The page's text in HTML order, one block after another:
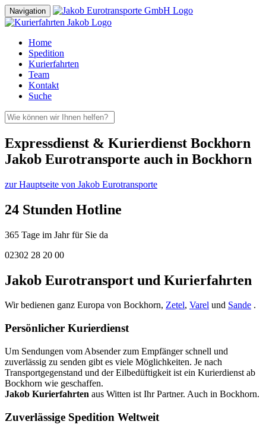
Navigation
Home
Spedition
Kurierfahrten
Team
Kontakt
Suche
Expressdienst & Kurierdienst Bockhorn
Jakob Eurotransporte auch in Bockhorn
zur Hauptseite von Jakob Eurotransporte
24 Stunden Hotline
365 Tage im Jahr für Sie da
02302 28 20 00
Jakob Eurotransport und Kurierfahrten
Wir bedienen ganz Europa von Bockhorn, Zetel, Varel und Sande .
Persönlicher Kurierdienst
Um Sendungen vom Absender zum Empfänger schnell und
zuverlässig zu senden gibt es viele Möglichkeiten. Je nach
Transportgegenstand und der Eilbedüftigkeit ist ein Kurierdienst ab
Bockhorn wie geschaffen.
Jakob Kurierfahrten aus Witten ist Ihr Partner. Auch in Bockhorn.
Zuverlässige Spedition Weltweit